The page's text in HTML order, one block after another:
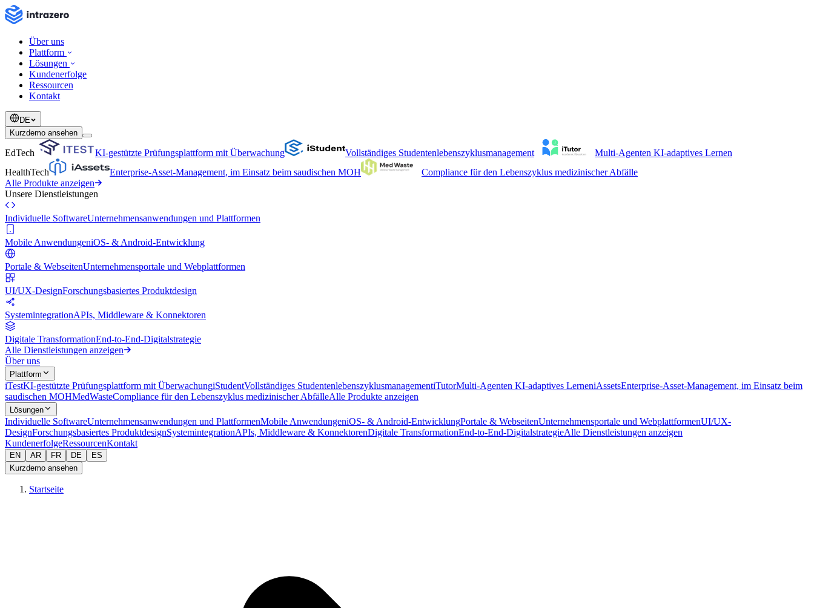
Über uns
Plattform
Lösungen
Kundenerfolge
Ressourcen
Kontakt
DE
Kurzdemo ansehen
EdTech KI-gestützte Prüfungsplattform mit Überwachung Vollständiges Studentenlebenszyklusmanagement
Multi-Agenten KI-adaptives Lernen
HealthTech
Enterprise-Asset-Management, im Einsatz beim saudischen MOH
Compliance für den Lebenszyklus medizinischer Abfälle
Alle Produkte anzeigen
Unsere Dienstleistungen
Individuelle SoftwareUnternehmensanwendungen und Plattformen
Mobile AnwendungeniOS- & Android-Entwicklung
Portale & WebseitenUnternehmensportale und Webplattformen
UI/UX-DesignForschungsbasiertes Produktdesign
SystemintegrationAPIs, Middleware & Konnektoren
Digitale TransformationEnd-to-End-Digitalstrategie
Alle Dienstleistungen anzeigen
Über uns
Plattform
iTestKI-gestützte Prüfungsplattform mit ÜberwachungiStudentVollständiges StudentenlebenszyklusmanagementiTutorMulti-Agenten KI-adaptives LerneniAssetsEnterprise-Asset-Management, im Einsatz beim
saudischen MOHMedWasteCompliance für den Lebenszyklus medizinischer AbfälleAlle Produkte anzeigen
Lösungen
Individuelle SoftwareUnternehmensanwendungen und PlattformenMobile AnwendungeniOS- & Android-EntwicklungPortale & WebseitenUnternehmensportale und WebplattformenUI/UX-
DesignForschungsbasiertes ProduktdesignSystemintegrationAPIs, Middleware & KonnektorenDigitale TransformationEnd-to-End-DigitalstrategieAlle Dienstleistungen anzeigen
KundenerfolgeRessourcenKontakt
EN AR FR DE
ES
Kurzdemo ansehen
Startseite